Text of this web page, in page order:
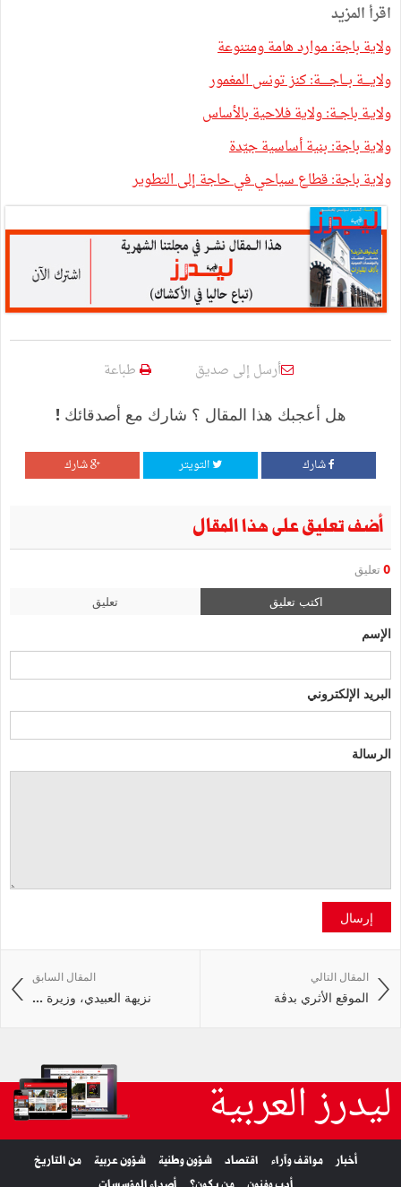
اقرأ المزيد
ولاية باجة: موارد هامة ومتنوعة
ولايــــة بـــاجـــــة: كنز تونس المغمور
ولايـة باجــة: ولاية فلاحية بالأساس
ولاية باجة: بنية أساسية جيّدة
ولاية باجة: قطاع سياحي في حاجة إلى التطوير
أرسل إلى صديق طباعة
هل أعجبك هذا المقال ؟ شارك مع أصدقائك !
شارك التويتر شارك
أضف تعليق على هذا المقال
0 تعليق
اكتب تعليق تعليق
الإسم
البريد الإلكتروني
الرسالة
إرسال
المقال السابق
نزيهة العبيدي، وزيرة ...
المقال التالي
الموقع الأثري بدڤة
ليدرز العربية
أخبار مواقف وآراء اقتصاد شؤون وطنية شؤون عربية
من التاريخ